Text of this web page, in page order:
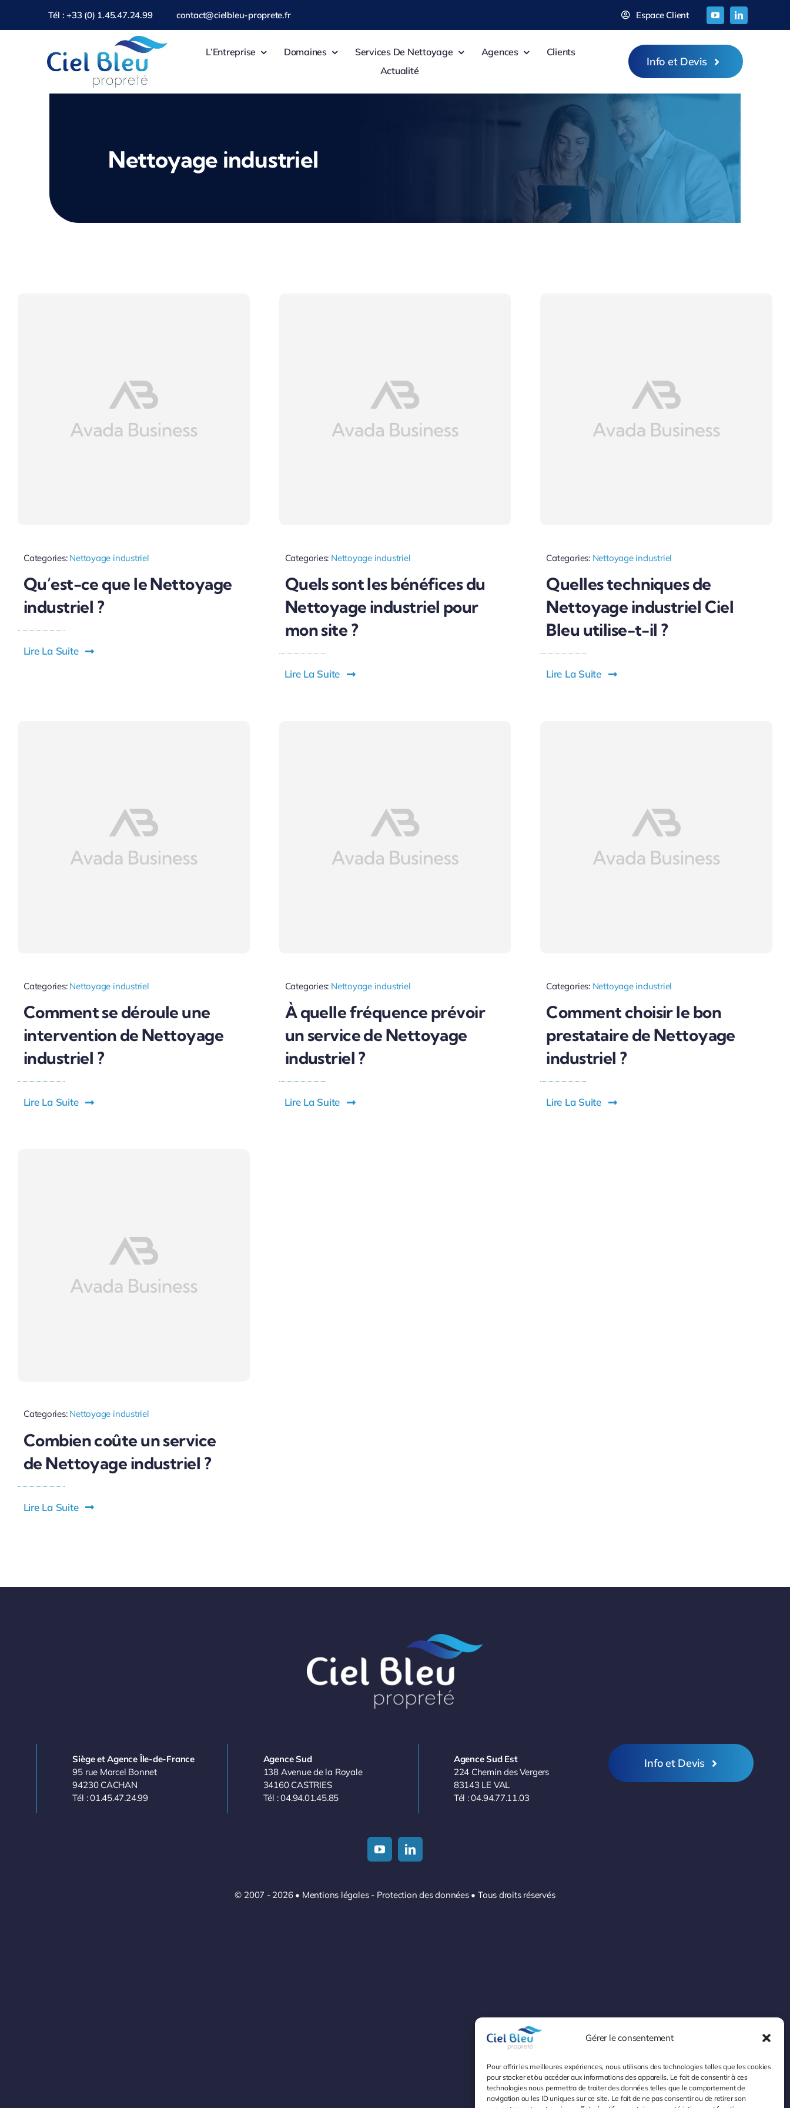
Gérer le consentement
Pour offrir les meilleures expériences, nous utilisons des technologies telles que les cookies
pour stocker et/ou accéder aux informations des appareils. Le fait de consentir à ces
technologies nous permettra de traiter des données telles que le comportement de
navigation ou les ID uniques sur ce site. Le fait de ne pas consentir ou de retirer son
contenu
Tél : +33 (0) 1.45.47.24.99 contact@cielbleu-proprete.fr Espace Client
L’Entreprise Domaines Services De Nettoyage Agences
Clients
Actualité
Info et Devis
Nettoyage industriel
Categories: Nettoyage industriel
Qu’est-ce que le Nettoyage
industriel ?
Lire La Suite
Categories: Nettoyage industriel
Quels sont les bénéfices du
Nettoyage industriel pour
mon site ?
Lire La Suite
Categories: Nettoyage industriel
Quelles techniques de
Nettoyage industriel Ciel
Bleu utilise-t-il ?
Lire La Suite
Categories: Nettoyage industriel
Comment se déroule une
intervention de Nettoyage
industriel ?
Lire La Suite
Categories: Nettoyage industriel
À quelle fréquence prévoir
un service de Nettoyage
industriel ?
Lire La Suite
Categories: Nettoyage industriel
Comment choisir le bon
prestataire de Nettoyage
industriel ?
Lire La Suite
Categories: Nettoyage industriel
Combien coûte un service
de Nettoyage industriel ?
Lire La Suite
Siège et Agence Île-de-France
95 rue Marcel Bonnet
94230 CACHAN
Tél : 01.45.47.24.99
Agence Sud
138 Avenue de la Royale
34160 CASTRIES
Tél : 04.94.01.45.85
Agence Sud Est
224 Chemin des Vergers
83143 LE VAL
Tél : 04.94.77.11.03
Info et Devis
© 2007 - 2026 • Mentions légales- Protection des données• Tous droits réservés